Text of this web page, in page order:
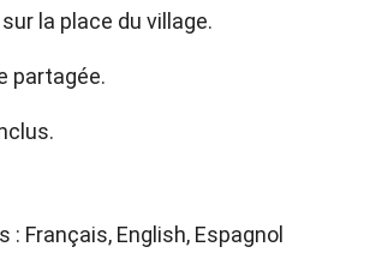
la place du village.
partagée.
: Français, English, Espagnol